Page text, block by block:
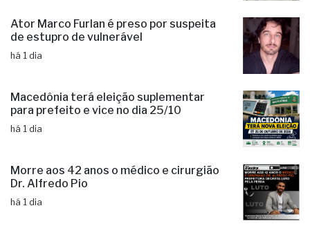
Ator Marco Furlan é preso por suspeita
de estupro de vulnerável
há 1 dia
Macedônia terá eleição suplementar
para prefeito e vice no dia 25/10
há 1 dia
Morre aos 42 anos o médico e cirurgião
Dr. Alfredo Pio
há 1 dia